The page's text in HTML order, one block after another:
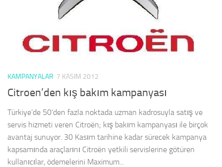
KAMPANYALAR 7 KASIM 2012
Citroen’den kış bakım kampanyası
Türkiye’de 50’den fazla noktada uzman kadrosuyla satış ve
servis hizmeti veren Citroën; kış bakım kampanyası ile birçok
avantaj sunuyor. 30 Kasım tarihine kadar sürecek kampanya
kapsamında araçlarını Citroën yetkili servislerine götüren
kullanıcılar, ödemelerini Maximum...